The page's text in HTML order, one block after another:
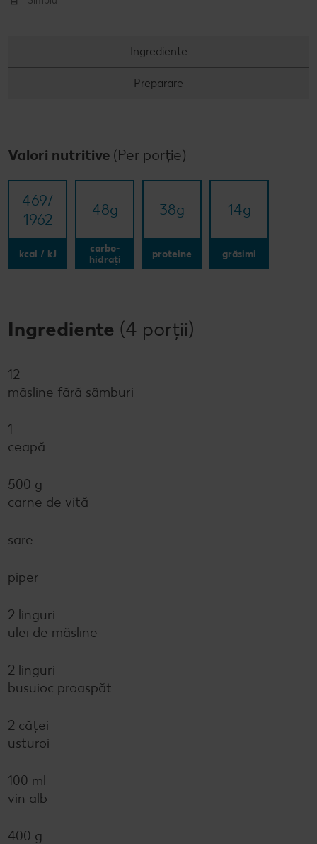
Ingrediente
Preparare
Valori nutritive (Per porție)
469/​
1962
kcal / kJ
48g
carbo-
hidrați
38g
proteine
14g
grăsimi
Ingrediente (4 porții)
12
măsline fără sâmburi
1
ceapă
500 g
carne de vită
sare
piper
2 linguri
ulei de măsline
2 linguri
busuioc proaspăt
2 căței
usturoi
100 ml
vin alb
400 g